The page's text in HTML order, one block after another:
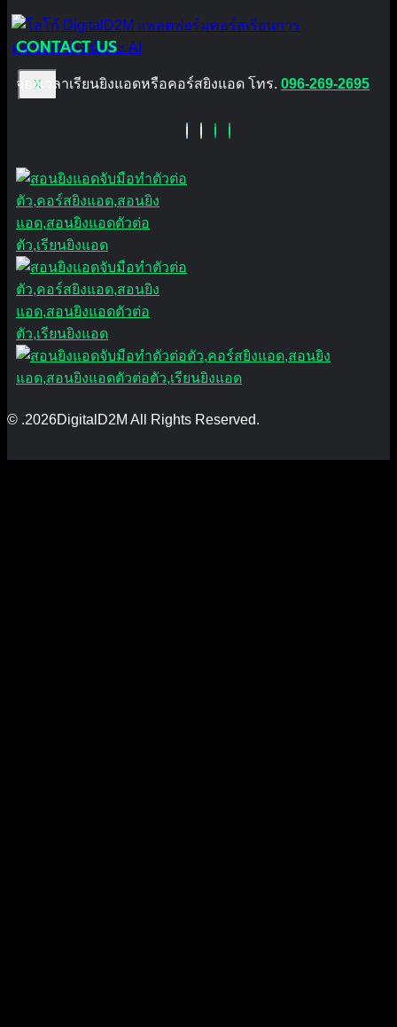
X
CONTACT US
จองเวลาเรียนยิงแอดหรือคอร์สยิงแอด โทร. 096-269-2695
© .2026DigitalD2M All Rights Reserved.